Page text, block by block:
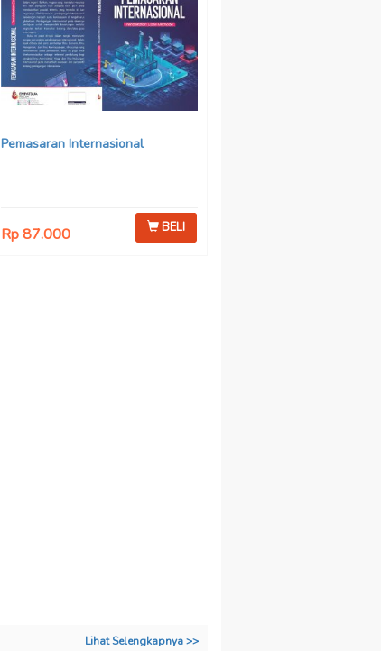
Pemasaran Internasional
Rp 87.000 BELI
Lihat Selengkapnya >>